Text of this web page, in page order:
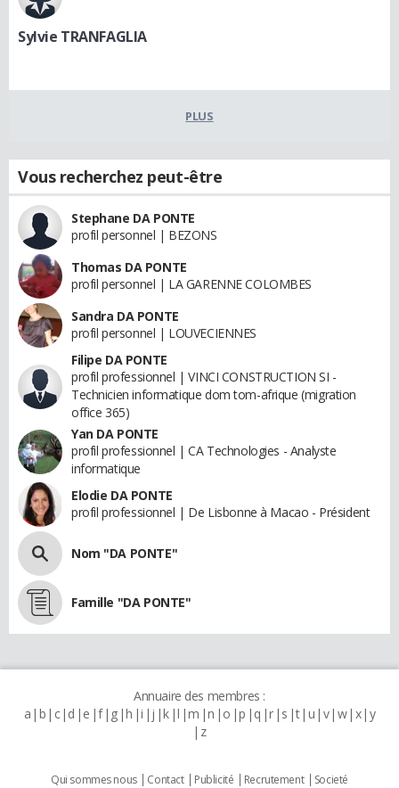
Sylvie TRANFAGLIA
PLUS
Vous recherchez peut-être
Stephane DA PONTE
profil personnel | BEZONS
Thomas DA PONTE
profil personnel | LA GARENNE COLOMBES
Sandra DA PONTE
profil personnel | LOUVECIENNES
Filipe DA PONTE
profil professionnel | VINCI CONSTRUCTION SI -
Technicien informatique dom tom-afrique (migration
office 365)
Yan DA PONTE
profil professionnel | CA Technologies - Analyste
informatique
Elodie DA PONTE
profil professionnel | De Lisbonne à Macao - Président
Nom "DA PONTE"
Famille "DA PONTE"
Annuaire des membres :
a b c d e f g h i j k l m n o p q r s t u v w x y
z
Qui sommes nous Contact Publicité Recrutement
Societé